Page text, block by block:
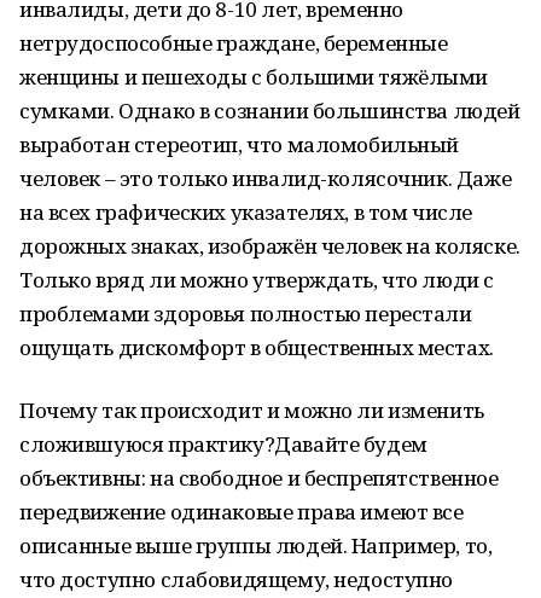
инвалиды, дети до 8-10 лет, временно
нетрудоспособные граждане, беременные
женщины и пешеходы с большими тяжёлыми
сумками. Однако в сознании большинства людей
выработан стереотип, что маломобильный
человек – это только инвалид-колясочник. Даже
на всех графических указателях, в том числе
дорожных знаках, изображён человек на коляске.
Только вряд ли можно утверждать, что люди с
проблемами здоровья полностью перестали
ощущать дискомфорт в общественных местах.
Почему так происходит и можно ли изменить
сложившуюся практику?Давайте будем
объективны: на свободное и беспрепятственное
передвижение одинаковые права имеют все
описанные выше группы людей. Например, то,
что доступно слабовидящему, недоступно